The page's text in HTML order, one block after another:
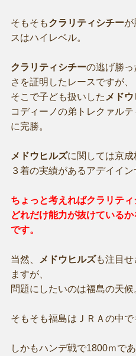
そもそもクラリティシチーが
スはハイレベル。
クラリティシチーの逃げ勝
さを証明したレースですが、
そこで子ども扱いした メド
コディーノの弟トレクァル
に完勝。
メドウヒルズに関しては京
３着の実績があるアデイイ
ちょっと考えればクラリテ
どれだけ能力が抜けている
です。
当然、 メドウヒルズも注目せ
ますが、
問題にしたいのは福島の天候
そもそも福島はＪＲＡの中で
しかもハンデ戦で1800ｍであ